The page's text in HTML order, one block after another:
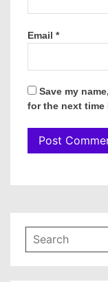
Email *
Save my
for the next time